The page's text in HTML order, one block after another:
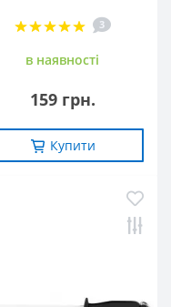
3
в наявностi
159 грн.
Купити